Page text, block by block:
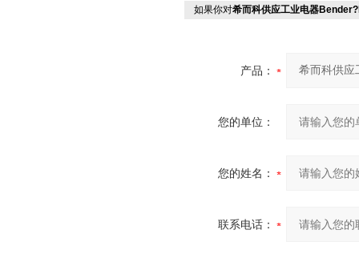
如果你对希而科供应工业电器
产品：
您的单位：
您的姓名：
联系电话：